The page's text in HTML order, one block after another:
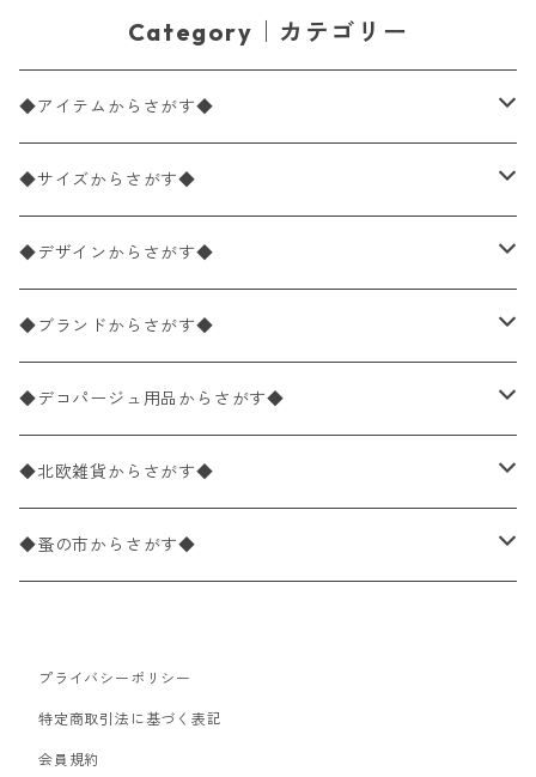
Category｜カテゴリー
◆アイテムからさがす◆
ペーパーナプキン2枚バラ売り
ペーパーナプキン1枚バラ売り
ペーパーナプキン20枚入りパック
ペーパーナプキン10枚入りパック
ライスペーパー
ペーパーリネンナプキン
ワックスペーパー
デコパージュ用品
◆サイズからさがす◆
33×33cm（ランチサイズ）
バラ売り
パック売り
25×25cm（カクテルサイズ）
バラ売り
パック売り
40×40cm（ディナーサイズ）
バラ売り
パック売り
21×21cm（ポケットサイズ）
バラ売り
33cm（ラウンド）
◆デザインからさがす◆
花柄
植物・グリーン柄
動物・鳥・昆虫・蝶柄
海・魚柄
食べ物・フルーツ・野菜・ドリンク柄
食器・カトラリー柄
◆ブランドからさがす◆
ドイツ製 IHR/イア
ランチサイズ
カクテルサイズ
ドイツ製 Ambiente/アンビエンテ
ランチサイズ
ドイツ製 Paperproducts Design
カクテルサイズ
ランチサイズ
カクテルサイズ
ドイツ製 ti-flair/ティーフレア
ランチサイズ
ドイツ製 PAW/パウ
◆デコパージュ用品からさがす◆
デコパージュ液
デコパージュ下地
デコパージュはさみ
3Dデコパージュ
◆北欧雑貨からさがす◆
シリコンモールド
トレイ
ポスター・カレンダー
◆蚤の市からさがす◆
北欧雑貨
デコパージュ用品
プライバシーポリシー
特定商取引法に基づく表記
会員規約